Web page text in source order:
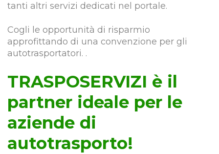
tanti altri servizi dedicati nel portale.
Cogli le opportunità di risparmio
approfittando di una convenzione per gli
autotrasportatori. .
TRASPOSERVIZI è il
partner ideale per le
aziende di
autotrasporto!